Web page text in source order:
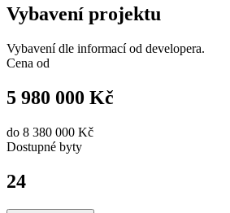
Vybavení projektu
Vybavení dle informací od developera.
Cena od
5 980 000 Kč
do 8 380 000 Kč
Dostupné byty
24